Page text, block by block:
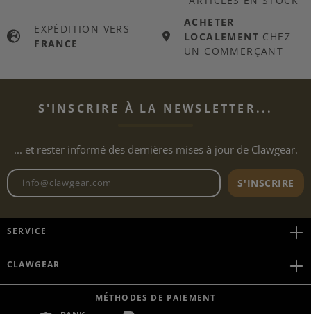
EXPÉDITION VERS
FRANCE
ACHETER
LOCALEMENT CHEZ
UN COMMERÇANT
S'INSCRIRE À LA NEWSLETTER...
... et rester informé des dernières mises à jour de Clawgear.
Adresse e-mail de laS'INSCRIRE
SERVICE
CLAWGEAR
MÉTHODES DE PAIEMENT